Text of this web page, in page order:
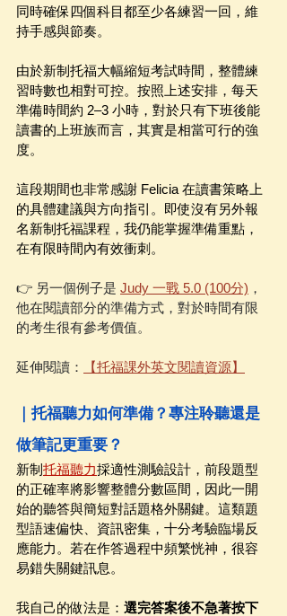
同時確保四個科目都至少各練習一回，維
持手感與節奏。
由於新制托福大幅縮短考試時間，整體練
習時數也相對可控。按照上述安排，每天
準備時間約 2–3 小時，對於只有下班後能
讀書的上班族而言，其實是相當可行的強
度。
這段期間也非常感謝 Felicia 在讀書策略上
的具體建議與方向指引。即使沒有另外報
名新制托福課程，我仍能掌握準備重點，
在有限時間內有效衝刺。
👉 另一個例子是 Judy 一戰 5.0 (100分) ，
他在閱讀部分的準備方式，對於時間有限
的考生很有參考價值。
延伸閱讀： 【托福課外英文閱讀資源】
｜托福聽力如何準備？專注聆聽還是
做筆記更重要？
新制 托福聽力採適性測驗設計，前段題型
的正確率將影響整體分數區間，因此一開
始的聽答與簡短對話題格外關鍵。這類題
型語速偏快、資訊密集，十分考驗臨場反
應能力。若在作答過程中頻繁恍神，很容
易錯失關鍵訊息。
我自己的做法是： 選完答案後不急著按下